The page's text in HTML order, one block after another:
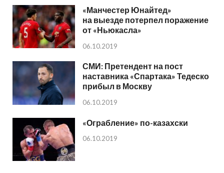
«Манчестер Юнайтед»
на выезде потерпел поражение
от «Ньюкасла»
06.10.2019
СМИ: Претендент на пост
наставника «Спартака» Тедеско
прибыл в Москву
06.10.2019
«Ограбление» по-казахски
06.10.2019